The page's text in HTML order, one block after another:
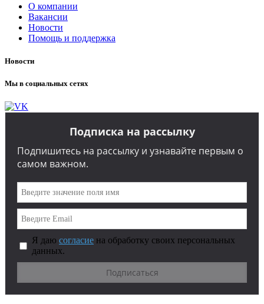
О компании
Вакансии
Новости
Помощь и поддержка
Новости
Мы в социальных сетях
Подписка на рассылку
Подпишитесь на рассылку и узнавайте первым о
самом важном.
Я даю согласие на обработку своих персональных
данных.